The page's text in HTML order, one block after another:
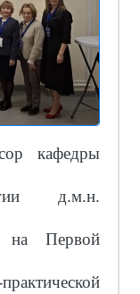
кафедры
д.м.н.
на Первой